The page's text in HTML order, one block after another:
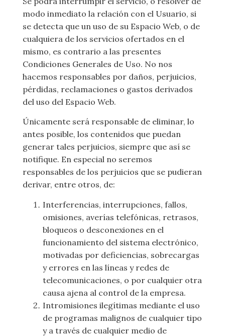
modo inmediato la relación con el Usuario, si
se detecta que un uso de su Espacio Web, o de
cualquiera de los servicios ofertados en el
mismo, es contrario a las presentes
Condiciones Generales de Uso. No nos
hacemos responsables por daños, perjuicios,
pérdidas, reclamaciones o gastos derivados
del uso del Espacio Web.
Únicamente será responsable de eliminar, lo
antes posible, los contenidos que puedan
generar tales perjuicios, siempre que así se
notifique. En especial no seremos
responsables de los perjuicios que se pudieran
derivar, entre otros, de:
Interferencias, interrupciones, fallos,
omisiones, averías telefónicas, retrasos,
bloqueos o desconexiones en el
funcionamiento del sistema electrónico,
motivadas por deficiencias, sobrecargas
y errores en las líneas y redes de
telecomunicaciones, o por cualquier otra
causa ajena al control de la empresa.
Intromisiones ilegítimas mediante el uso
de programas malignos de cualquier tipo
y a través de cualquier medio de